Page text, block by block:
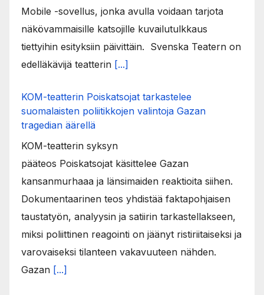
Mobile -sovellus, jonka avulla voidaan tarjota
näkövammaisille katsojille kuvailutulkkaus
tiettyihin esityksiin päivittäin. Svenska Teatern on
edelläkävijä teatterin [...]
KOM-teatterin Poiskatsojat tarkastelee
suomalaisten poliitikkojen valintoja Gazan
tragedian äärellä
KOM-teatterin syksyn
pääteos Poiskatsojat käsittelee Gazan
kansanmurhaaa ja länsimaiden reaktioita siihen.
Dokumentaarinen teos yhdistää faktapohjaisen
taustatyön, analyysin ja satiirin tarkastellakseen,
miksi poliittinen reagointi on jäänyt ristiriitaiseksi ja
varovaiseksi tilanteen vakavuuteen nähden.
Gazan [...]